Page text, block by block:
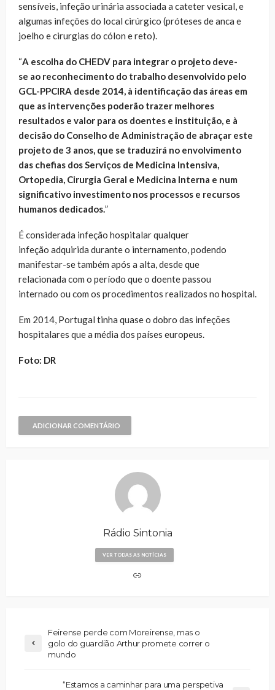
sensíveis, infeção urinária associada a cateter vesical, e
algumas infeções do local cirúrgico (próteses de anca e
joelho e cirurgias do cólon e reto).
“A escolha do CHEDV para integrar o projeto deve-
se ao reconhecimento do trabalho desenvolvido pelo
GCL-PPCIRA desde 2014, à identificação das áreas em
que as intervenções poderão trazer melhores
resultados e valor para os doentes e instituição, e à
decisão do Conselho de Administração de abraçar este
projeto de 3 anos, que se traduzirá no envolvimento
das chefias dos Serviços de Medicina Intensiva,
Ortopedia, Cirurgia Geral e Medicina Interna e num
significativo investimento nos processos e recursos
humanos dedicados.”
É considerada infeção hospitalar qualquer
infeção adquirida durante o internamento, podendo
manifestar-se também após a alta, desde que
relacionada com o período que o doente passou
internado ou com os procedimentos realizados no hospital.
Em 2014, Portugal tinha quase o dobro das infeções
hospitalares que a média dos países europeus.
Foto: DR
ADICIONAR COMENTÁRIO
Rádio Sintonia
VER TODAS AS NOTÍCIAS
Feirense perde com Moreirense, mas o
golo do guardião Arthur promete correr o
mundo
“Estamos a caminhar para uma perspetiva